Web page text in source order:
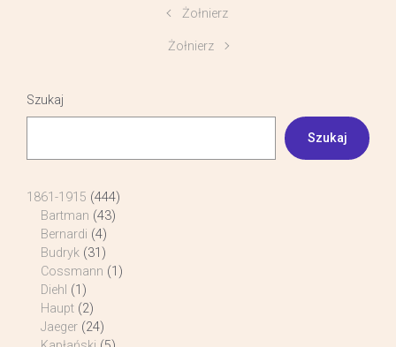
Żołnierz
Żołnierz
Szukaj
Szukaj
1861-1915 (444)
Bartman (43)
Bernardi (4)
Budryk (31)
Cossmann (1)
Diehl (1)
Haupt (2)
Jaeger (24)